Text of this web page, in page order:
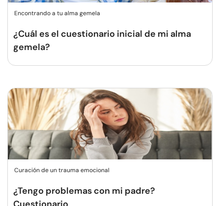
Encontrando a tu alma gemela
¿Cuál es el cuestionario inicial de mi alma
gemela?
Curación de un trauma emocional
¿Tengo problemas con mi padre?